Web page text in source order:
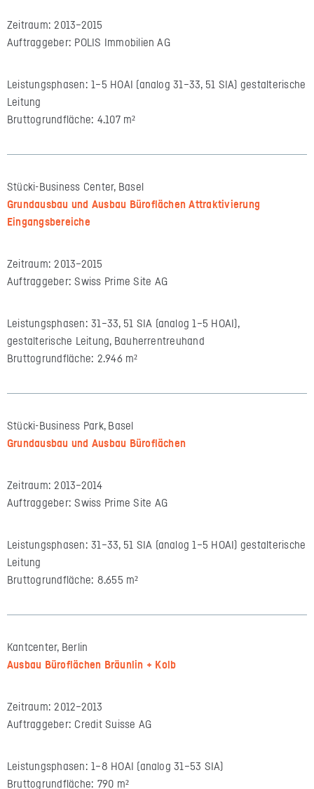
Zeitraum: 2013–2015
Auftraggeber: POLIS Immobilien AG
Leistungsphasen: 1–5 HOAI (analog 31–33, 51 SIA) gestalterische
Leitung
Bruttogrundfläche: 4.107 m²
Stücki-Business Center, Basel
Grundausbau und Ausbau Büroflächen Attraktivierung
Eingangsbereiche
Zeitraum: 2013–2015
Auftraggeber: Swiss Prime Site AG
Leistungsphasen: 31–33, 51 SIA (analog 1–5 HOAI),
gestalterische Leitung, Bauherrentreuhand
Bruttogrundfläche: 2.946 m²
Stücki-Business Park, Basel
Grundausbau und Ausbau Büroflächen
Zeitraum: 2013–2014
Auftraggeber: Swiss Prime Site AG
Leistungsphasen: 31–33, 51 SIA (analog 1–5 HOAI) gestalterische
Leitung
Bruttogrundfläche: 8.655 m²
Kantcenter, Berlin
Ausbau Büroflächen Bräunlin + Kolb
Zeitraum: 2012–2013
Auftraggeber: Credit Suisse AG
Leistungsphasen: 1–8 HOAI (analog 31–53 SIA)
Bruttogrundfläche: 790 m²